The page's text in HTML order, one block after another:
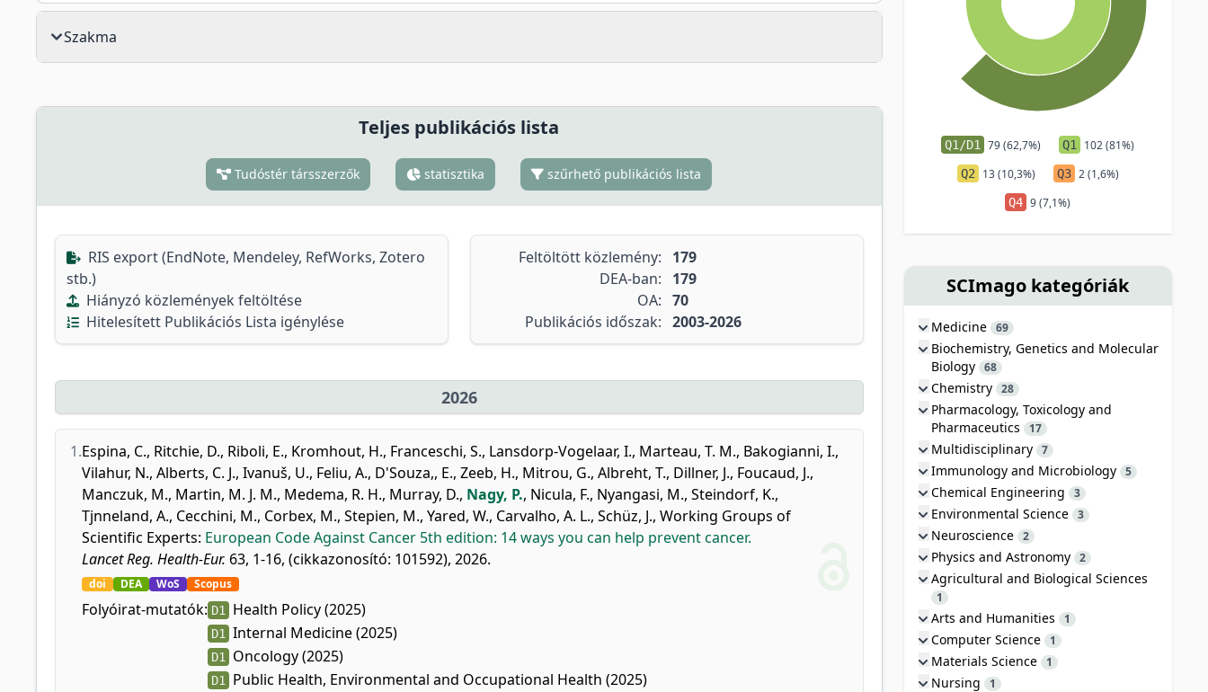
Szakma
Teljes publikációs lista
Tudóstér társszerzők statisztika szűrhető publikációs lista
RIS export (EndNote, Mendeley, RefWorks, Zotero
stb.)
Hiányzó közlemények feltöltése
Hitelesített Publikációs Lista igénylése
Feltöltött közlemény:
179
DEA-ban:
179
OA: 70
Publikációs időszak: 2003-2026
2026
1.Espina, C., Ritchie, D., Riboli, E., Kromhout, H., Franceschi, S., Lansdorp-Vogelaar, I., Marteau, T. M., Bakogianni, I.,
Vilahur, N., Alberts, C. J., Ivanuš, U., Feliu, A., D'Souza,, E., Zeeb, H., Mitrou, G., Albreht, T., Dillner, J., Foucaud, J.,
Manczuk, M., Martin, M. J. M., Medema, R. H., Murray, D., Nagy, P., Nicula, F., Nyangasi, M., Steindorf, K.,
Tjnneland, A., Cecchini, M., Corbex, M., Stepien, M., Yared, W., Carvalho, A. L., Schüz, J., Working Groups of
Scientific Experts: European Code Against Cancer 5th edition: 14 ways you can help prevent cancer.
Lancet Reg. Health-Eur. 63, 1-16, (cikkazonosító: 101592), 2026.
doi DEA WoS Scopus
Folyóirat-mutatók: D1 Health Policy (2025)
D1 Internal Medicine (2025)
D1 Oncology (2025)
D1 Public Health, Environmental and Occupational Health (2025)
Q1/D1 79 (62,7%) Q1 102 (81%)
Q2 13 (10,3%) Q3 2 (1,6%)
Q4 9 (7,1%)
SCImago kategóriák
Medicine 69
Biochemistry, Genetics and Molecular
Biology 68
Chemistry 28
Pharmacology, Toxicology and
Pharmaceutics
17
Multidisciplinary 7
Immunology and Microbiology 5
Chemical Engineering 3
Environmental Science 3
Neuroscience 2
Physics and Astronomy 2
Agricultural and Biological Sciences
1
Arts and Humanities 1
Computer Science 1
Materials Science 1
Nursing 1